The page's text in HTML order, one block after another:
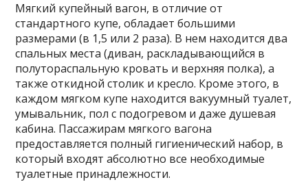
Мягкий купейный вагон, в отличие от
стандартного купе, обладает большими
размерами (в 1,5 или 2 раза). В нем находится два
спальных места (диван, раскладывающийся в
полутораспальную кровать и верхняя полка), а
также откидной столик и кресло. Кроме этого, в
каждом мягком купе находится вакуумный туалет,
умывальник, пол с подогревом и даже душевая
кабина. Пассажирам мягкого вагона
предоставляется полный гигиенический набор, в
который входят абсолютно все необходимые
туалетные принадлежности.